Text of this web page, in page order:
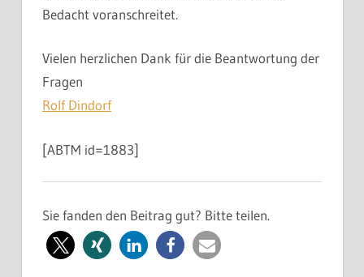
Bedacht voranschreitet.
Vielen herzlichen Dank für die Beantwortung der
Fragen
Rolf Dindorf
[ABTM id=1883]
Sie fanden den Beitrag gut? Bitte teilen.